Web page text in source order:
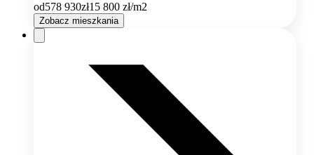
od578 930zł15 800 zł/m2
Zobacz mieszkania